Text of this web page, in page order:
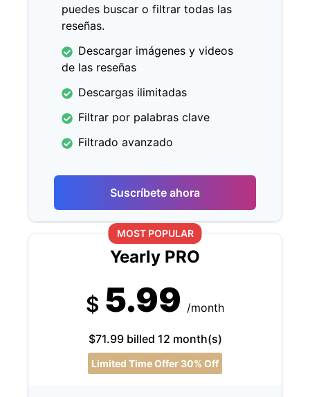
puedes buscar o filtrar todas las
reseñas.
Descargar imágenes y videos
de las reseñas
Descargas ilimitadas
Filtrar por palabras clave
Filtrado avanzado
Suscríbete ahora
MOST POPULAR
Yearly PRO
$ 5.99 /month
$71.99 billed 12 month(s)
Limited Time Offer 30% Off